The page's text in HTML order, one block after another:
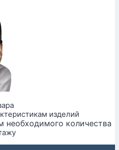
изделий
необходимого количества